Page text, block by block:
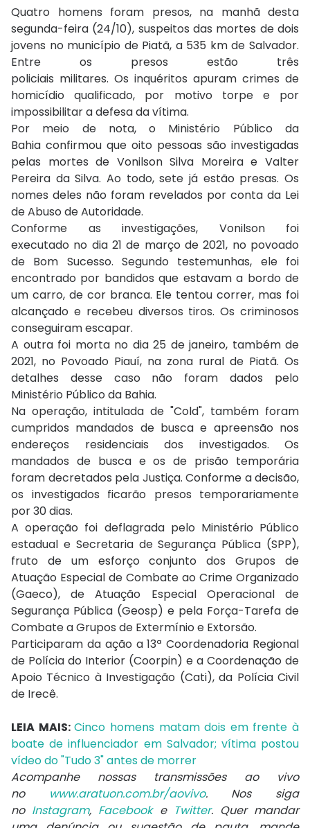
Quatro homens foram presos, na manhã desta
segunda-feira (24/10), suspeitos das mortes de dois
jovens no município de Piatã, a 535 km de Salvador.
Entre os presos estão três
policiais militares. Os inquéritos apuram crimes de
homicídio qualificado, por motivo torpe e por
impossibilitar a defesa da vítima.
Por meio de nota, o Ministério Público da
Bahia confirmou que oito pessoas são investigadas
pelas mortes de Vonilson Silva Moreira e Valter
Pereira da Silva. Ao todo, sete já estão presas. Os
nomes deles não foram revelados por conta da Lei
de Abuso de Autoridade.
Conforme as investigações, Vonilson foi
executado no dia 21 de março de 2021, no povoado
de Bom Sucesso. Segundo testemunhas, ele foi
encontrado por bandidos que estavam a bordo de
um carro, de cor branca. Ele tentou correr, mas foi
alcançado e recebeu diversos tiros. Os criminosos
conseguiram escapar.
A outra foi morta no dia 25 de janeiro, também de
2021, no Povoado Piauí, na zona rural de Piatã. Os
detalhes desse caso não foram dados pelo
Ministério Público da Bahia.
Na operação, intitulada de "Cold", também foram
cumpridos mandados de busca e apreensão nos
endereços residenciais dos investigados. Os
mandados de busca e os de prisão temporária
foram decretados pela Justiça. Conforme a decisão,
os investigados ficarão presos temporariamente
por 30 dias.
A operação foi deflagrada pelo Ministério Público
estadual e Secretaria de Segurança Pública (SPP),
fruto de um esforço conjunto dos Grupos de
Atuação Especial de Combate ao Crime Organizado
(Gaeco), de Atuação Especial Operacional de
Segurança Pública (Geosp) e pela Força-Tarefa de
Combate a Grupos de Extermínio e Extorsão.
Participaram da ação a 13ª Coordenadoria Regional
de Polícia do Interior (Coorpin) e a Coordenação de
Apoio Técnico à Investigação (Cati), da Polícia Civil
de Irecê.
LEIA MAIS:Cinco homens matam dois em frente à
boate de influenciador em Salvador; vítima postou
vídeo do "Tudo 3" antes de morrer
Acompanhe nossas transmissões ao vivo
no
www.aratuon.com.br/aovivo. Nos siga
no Instagram, Facebooke Twitter. Quer mandar